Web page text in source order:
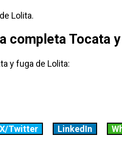
Lolita.
completa Tocata
y fuga de Lolita:
X/Twitter LinkedIn